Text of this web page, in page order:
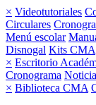
× Videotutoriales
Circulares
Menú escolar
Disnogal Kits CMA
× Escritorio
Cronograma
× Biblioteca CMA